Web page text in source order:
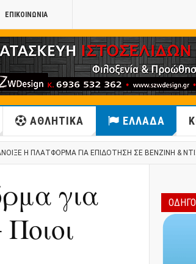
ΕΠΙΚΟΙΝΩΝΙΑ
ΑΘΛΗΤΙΚΑ ΕΛΛΑΔΑ
ΆΝΟΙΞΕ Η ΠΛΑΤΦΌΡΜΑ ΓΙΑ ΕΠΙΔΌΤΗΣΗ ΣΕ ΒΕΝΖΊΝΗ &
για